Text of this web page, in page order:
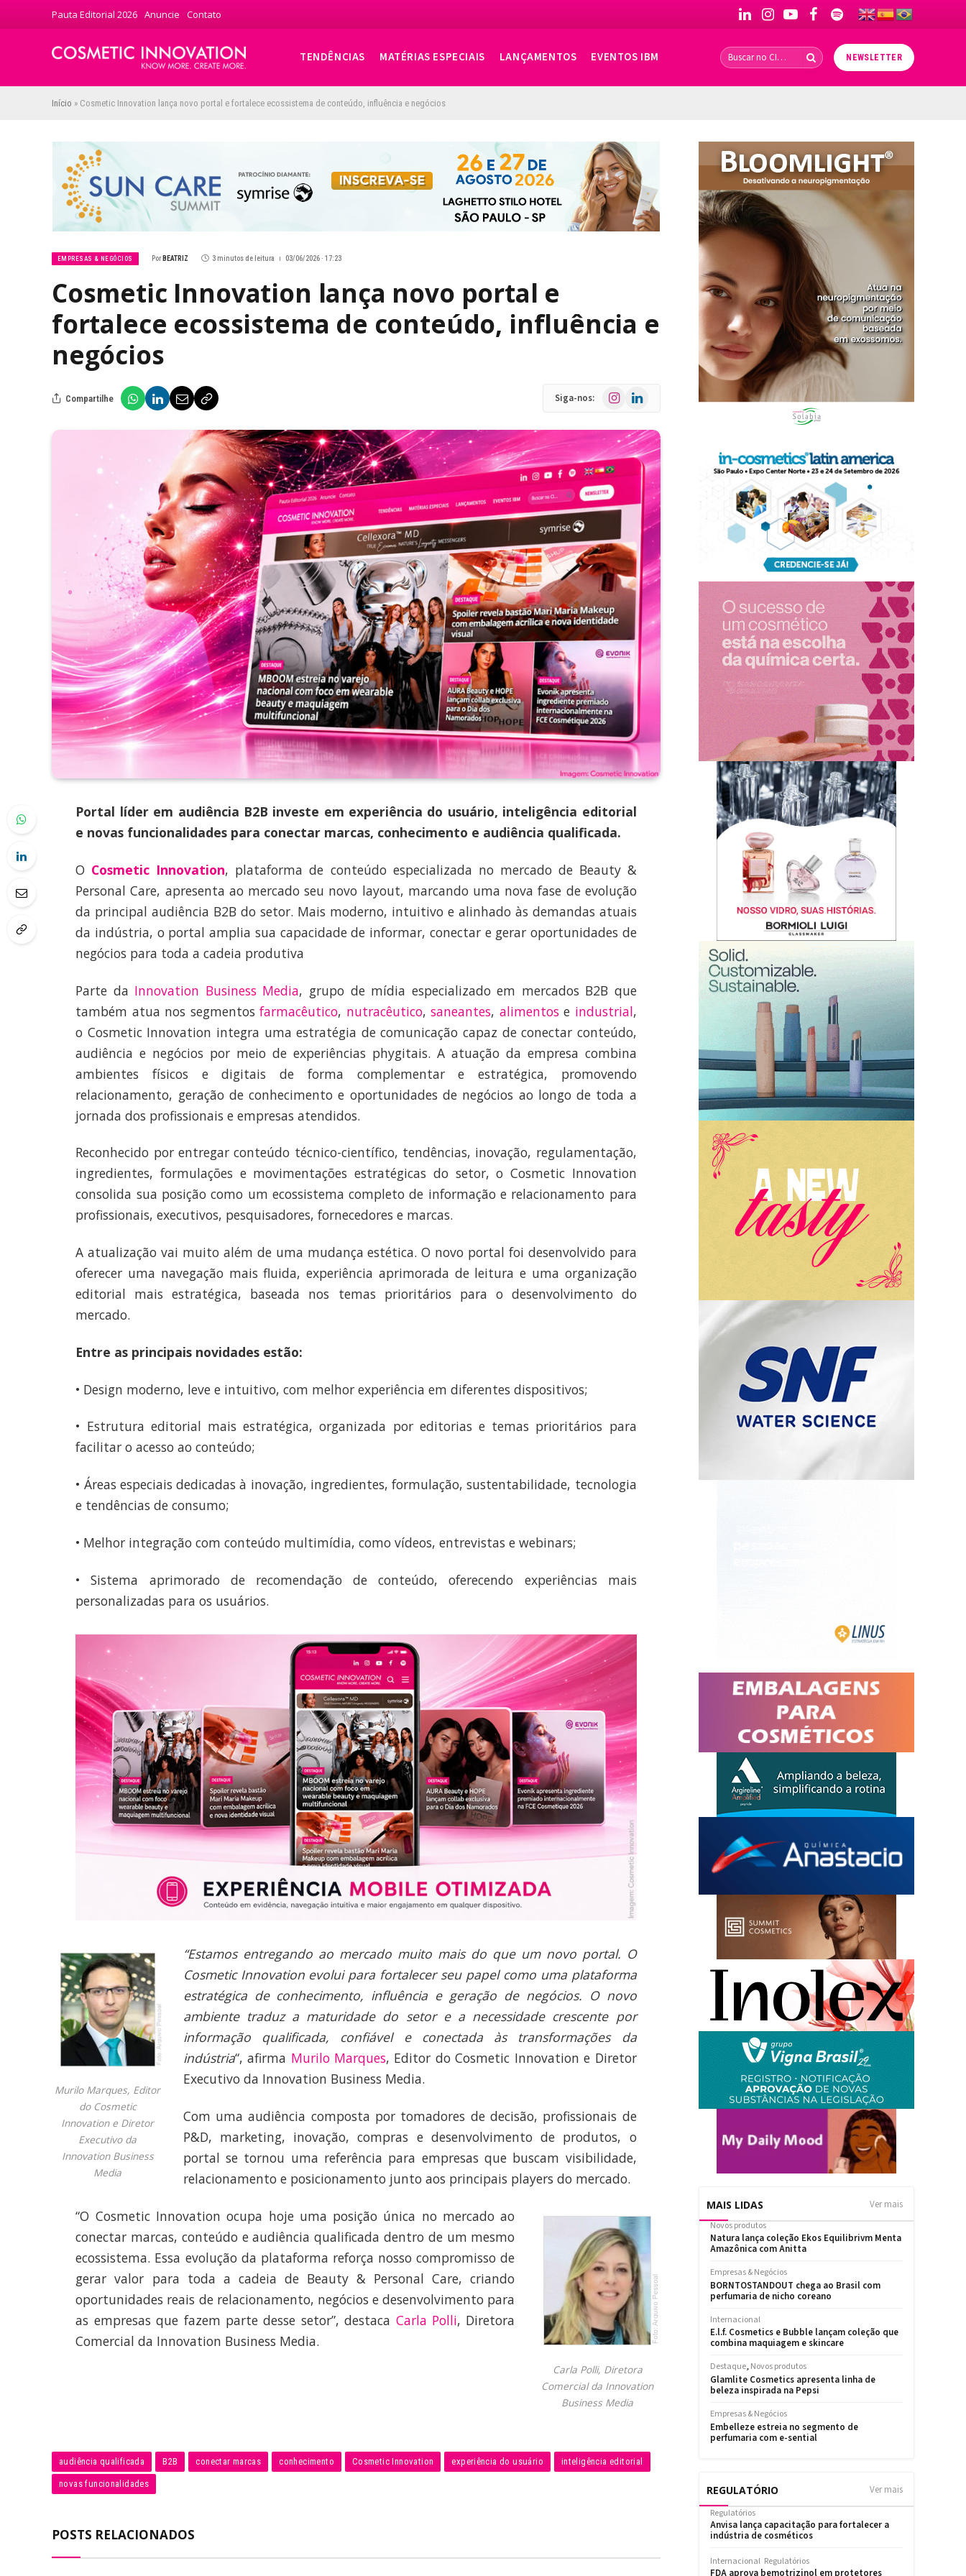
Pauta Editorial 2026 Anuncie Contato LinkedInInstagramYouTubeFacebookSpotify
TENDÊNCIAS MATÉRIAS ESPECIAIS LANÇAMENTOS EVENTOS IBM NEWSLETTER
Início » Cosmetic Innovation lança novo portal e fortalece ecossistema de conteúdo, influência e negócios
EMPRESAS & NEGÓCIOS Por BEATRIZ 3 minutos de leitura 03/06/2026 · 17:23
Cosmetic Innovation lança novo portal e
fortalece ecossistema de conteúdo, influência e
negócios
Compartilhe Siga-nos: InstagramLinkedIn
Portal líder em audiência B2B investe em experiência do usuário, inteligência editorial
e novas funcionalidades para conectar marcas, conhecimento e audiência qualificada.
O Cosmetic Innovation, plataforma de conteúdo especializada no mercado de Beauty &
Personal Care, apresenta ao mercado seu novo layout, marcando uma nova fase de evolução
da principal audiência B2B do setor. Mais moderno, intuitivo e alinhado às demandas atuais
da indústria, o portal amplia sua capacidade de informar, conectar e gerar oportunidades de
negócios para toda a cadeia produtiva
Parte da Innovation Business Media, grupo de mídia especializado em mercados B2B que
também atua nos segmentos farmacêutico, nutracêutico,saneantes, alimentose industrial,
o Cosmetic Innovation integra uma estratégia de comunicação capaz de conectar conteúdo,
audiência e negócios por meio de experiências phygitais. A atuação da empresa combina
ambientes físicos e digitais de forma complementar e estratégica, promovendo
relacionamento, geração de conhecimento e oportunidades de negócios ao longo de toda a
jornada dos profissionais e empresas atendidos.
Reconhecido por entregar conteúdo técnico-científico, tendências, inovação, regulamentação,
ingredientes, formulações e movimentações estratégicas do setor, o Cosmetic Innovation
consolida sua posição como um ecossistema completo de informação e relacionamento para
profissionais, executivos, pesquisadores, fornecedores e marcas.
A atualização vai muito além de uma mudança estética. O novo portal foi desenvolvido para
oferecer uma navegação mais fluida, experiência aprimorada de leitura e uma organização
editorial mais estratégica, baseada nos temas prioritários para o desenvolvimento do
mercado.
Entre as principais novidades estão:
• Design moderno, leve e intuitivo, com melhor experiência em diferentes dispositivos;
• Estrutura editorial mais estratégica, organizada por editorias e temas prioritários para
facilitar o acesso ao conteúdo;
• Áreas especiais dedicadas à inovação, ingredientes, formulação, sustentabilidade, tecnologia
e tendências de consumo;
• Melhor integração com conteúdo multimídia, como vídeos, entrevistas e webinars;
• Sistema aprimorado de recomendação de conteúdo, oferecendo experiências mais
personalizadas para os usuários.
Murilo Marques, Editor
do Cosmetic
Innovation e Diretor
Executivo da
Innovation Business
Media
“Estamos entregando ao mercado muito mais do que um novo portal. O
Cosmetic Innovation evolui para fortalecer seu papel como uma plataforma
estratégica de conhecimento, influência e geração de negócios. O novo
ambiente traduz a maturidade do setor e a necessidade crescente por
informação qualificada, confiável e conectada às transformações da
indústria“, afirma Murilo Marques, Editor do Cosmetic Innovation e Diretor
Executivo da Innovation Business Media.
Com uma audiência composta por tomadores de decisão, profissionais de
P&D, marketing, inovação, compras e desenvolvimento de produtos, o
portal se tornou uma referência para empresas que buscam visibilidade,
relacionamento e posicionamento junto aos principais players do mercado.
Carla Polli, Diretora
Comercial da Innovation
Business Media
“O Cosmetic Innovation ocupa hoje uma posição única no mercado ao
conectar marcas, conteúdo e audiência qualificada dentro de um mesmo
ecossistema. Essa evolução da plataforma reforça nosso compromisso de
gerar valor para toda a cadeia de Beauty & Personal Care, criando
oportunidades reais de relacionamento, negócios e desenvolvimento para
as empresas que fazem parte desse setor”, destaca Carla Polli, Diretora
Comercial da Innovation Business Media.
audiência qualificada B2B conectar marcas conhecimento Cosmetic Innovation experiência do usuário inteligência editorial
novas funcionalidades
POSTS RELACIONADOS
MAIS LIDAS Ver mais
REGULATÓRIO Ver mais
Regulatórios
Anvisa lança capacitação para fortalecer a
indústria de cosméticos
Internacional Regulatórios
FDA aprova bemotrizinol em protetores